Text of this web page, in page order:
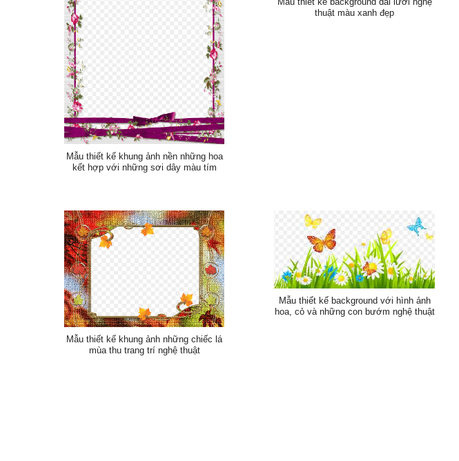
Mẫu thiết kế khung ảnh nền những hoa
kết hợp với những sơi dây màu tím
thuật màu xanh đẹp
Mẫu thiết kế khung ảnh những chiếc lá
mùa thu trang trí nghệ thuật
Mẫu thiết kế background với hình ảnh
hoa, cỏ và những con bướm nghệ thuật